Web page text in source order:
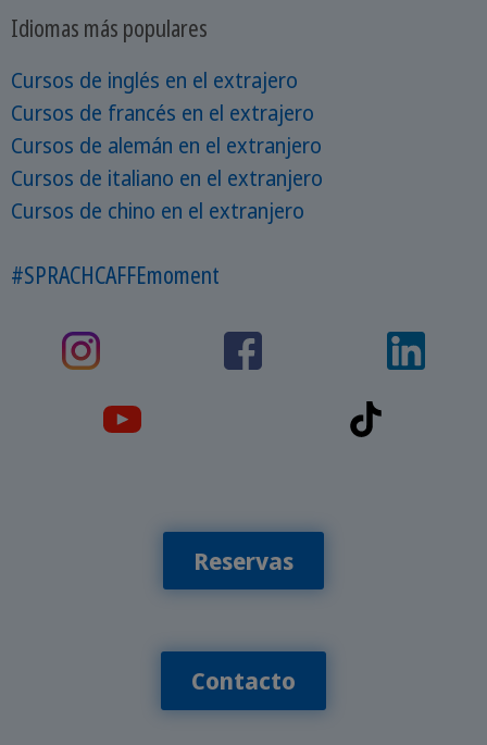
Idiomas más populares
Cursos de inglés en el extrajero
Cursos de francés en el extrajero
Cursos de alemán en el extranjero
Cursos de italiano en el extranjero
Cursos de chino en el extranjero
#SPRACHCAFFEmoment
Reservas
Contacto